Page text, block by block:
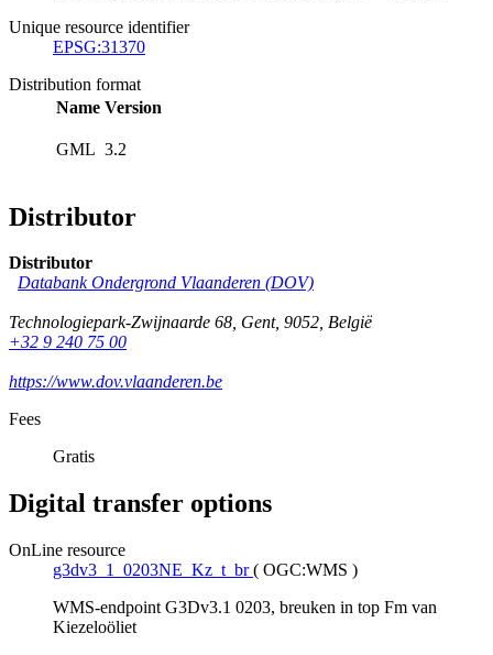
Unique resource identifier
EPSG:31370
Distribution format
Name Version
GML 3.2
Distributor
Distributor
Databank Ondergrond Vlaanderen (DOV)
Technologiepark-Zwijnaarde 68, Gent, 9052, België
+32 9 240 75 00
https://www.dov.vlaanderen.be
Fees
Gratis
Digital transfer options
OnLine resource
g3dv3_1_0203NE_Kz_t_br ( OGC:WMS )
WMS-endpoint G3Dv3.1 0203, breuken in top Fm van
Kiezeloöliet